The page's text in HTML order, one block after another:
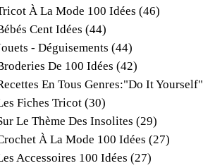
À La Mode 100 Idées (46)
Cent Idées (44)
- Déguisements (44)
De 100 Idées (42)
En Tous Genres:"do It Yourself"
Fiches Tricot (30)
Le Thème Des Insolites (29)
À La Mode 100 Idées (27)
Accessoires 100 Idées (27)